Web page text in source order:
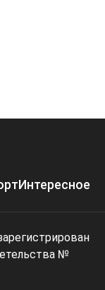
Интересное
№